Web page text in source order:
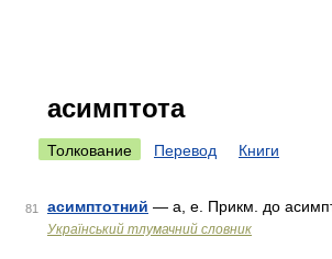
асимптота
Толкование Перевод Книги
81 асимптотний — а, е. Прикм. до
Український тлумачний словник